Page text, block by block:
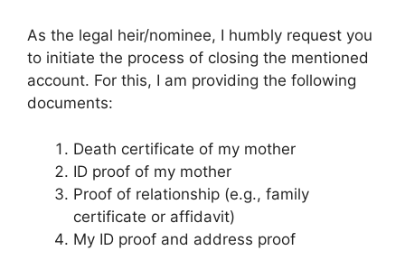
As the legal heir/nominee, I humbly request you
to initiate the process of closing the mentioned
account. For this, I am providing the following
documents:
Death certificate of my mother
ID proof of my mother
Proof of relationship (e.g., family
certificate or affidavit)
My ID proof and address proof